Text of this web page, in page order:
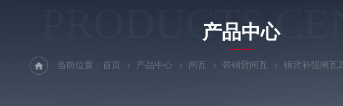
PRODUCTS
产品中心
当前位置： 首页 产品中心 闸瓦 带钢背闸瓦 钢背补强闸瓦